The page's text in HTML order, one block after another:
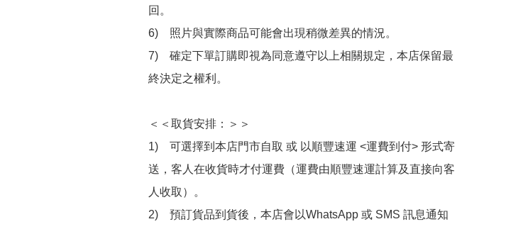
回。
6)　照片與實際商品可能會出現稍微差異的情況。
7)　確定下單訂購即視為同意遵守以上相關規定，本店保留最
終決定之權利。
＜＜取貨安排：＞＞
1)　可選擇到本店門市自取 或 以順豐速運 <運費到付> 形式寄
送，客人在收貨時才付運費（運費由順豐速運計算及直接向客
人收取）。
2)　預訂貨品到貨後，本店會以WhatsApp 或 SMS 訊息通知